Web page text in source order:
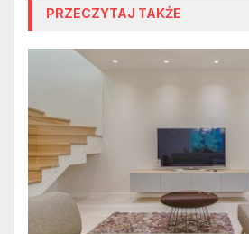
PRZECZYTAJ TAKŻE